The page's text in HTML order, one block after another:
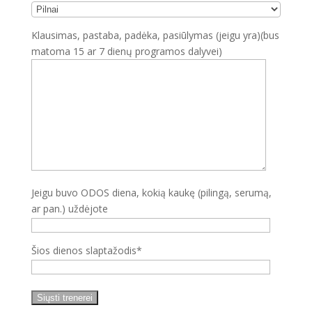
Klausimas, pastaba, padėka, pasiūlymas (jeigu yra)(bus
matoma 15 ar 7 dienų programos dalyvei)
Jeigu buvo ODOS diena, kokią kaukę (pilingą, serumą,
ar pan.) uždėjote
Šios dienos slaptažodis*